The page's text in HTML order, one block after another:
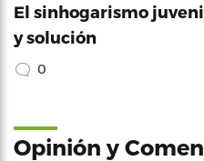
El sinhogarismo
y solución
0
Opinión y